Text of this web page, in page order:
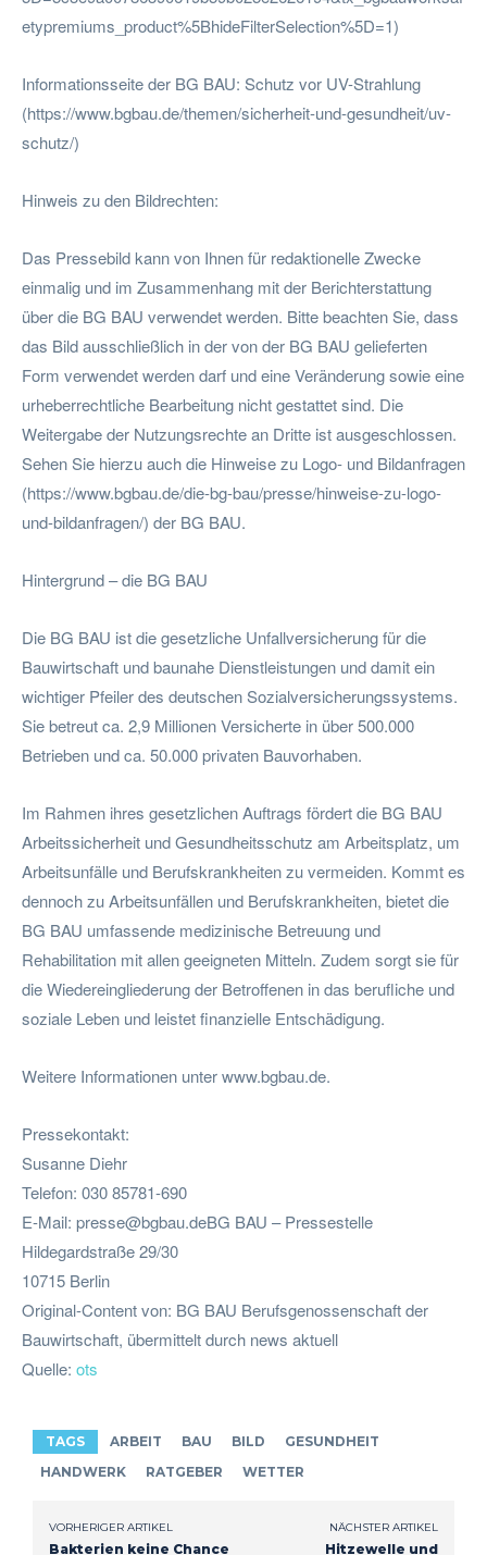
etypremiums_product%5BhideFilterSelection%5D=1)
Informationsseite der BG BAU: Schutz vor UV-Strahlung
(https://www.bgbau.de/themen/sicherheit-und-gesundheit/uv-
schutz/)
Hinweis zu den Bildrechten:
Das Pressebild kann von Ihnen für redaktionelle Zwecke
einmalig und im Zusammenhang mit der Berichterstattung
über die BG BAU verwendet werden. Bitte beachten Sie, dass
das Bild ausschließlich in der von der BG BAU gelieferten
Form verwendet werden darf und eine Veränderung sowie eine
urheberrechtliche Bearbeitung nicht gestattet sind. Die
Weitergabe der Nutzungsrechte an Dritte ist ausgeschlossen.
Sehen Sie hierzu auch die Hinweise zu Logo- und Bildanfragen
(https://www.bgbau.de/die-bg-bau/presse/hinweise-zu-logo-
und-bildanfragen/) der BG BAU.
Hintergrund – die BG BAU
Die BG BAU ist die gesetzliche Unfallversicherung für die
Bauwirtschaft und baunahe Dienstleistungen und damit ein
wichtiger Pfeiler des deutschen Sozialversicherungssystems.
Sie betreut ca. 2,9 Millionen Versicherte in über 500.000
Betrieben und ca. 50.000 privaten Bauvorhaben.
Im Rahmen ihres gesetzlichen Auftrags fördert die BG BAU
Arbeitssicherheit und Gesundheitsschutz am Arbeitsplatz, um
Arbeitsunfälle und Berufskrankheiten zu vermeiden. Kommt es
dennoch zu Arbeitsunfällen und Berufskrankheiten, bietet die
BG BAU umfassende medizinische Betreuung und
Rehabilitation mit allen geeigneten Mitteln. Zudem sorgt sie für
die Wiedereingliederung der Betroffenen in das berufliche und
soziale Leben und leistet finanzielle Entschädigung.
Weitere Informationen unter www.bgbau.de.
Pressekontakt:
Susanne Diehr
Telefon: 030 85781-690
E-Mail: presse@bgbau.deBG BAU – Pressestelle
Hildegardstraße 29/30
10715 Berlin
Original-Content von: BG BAU Berufsgenossenschaft der
Bauwirtschaft, übermittelt durch news aktuell
Quelle: ots
TAGS ARBEIT BAU BILD
GESUNDHEIT
HANDWERK
RATGEBER WETTER
VORHERIGER ARTIKEL
Bakterien keine Chance
NÄCHSTER ARTIKEL
Hitzewelle und